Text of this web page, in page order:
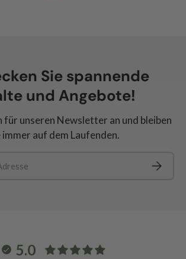
Sie spannende
und Angebote!
für unseren Newsletter an und bleiben
immer auf dem Laufenden.
5.0